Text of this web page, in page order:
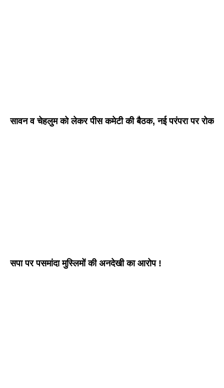
सावन व चेहलुम को लेकर पीस कमेटी की बैठक, नई परंपरा पर रोक
सपा पर पसमांदा मुस्लिमों की अनदेखी का आरोप !